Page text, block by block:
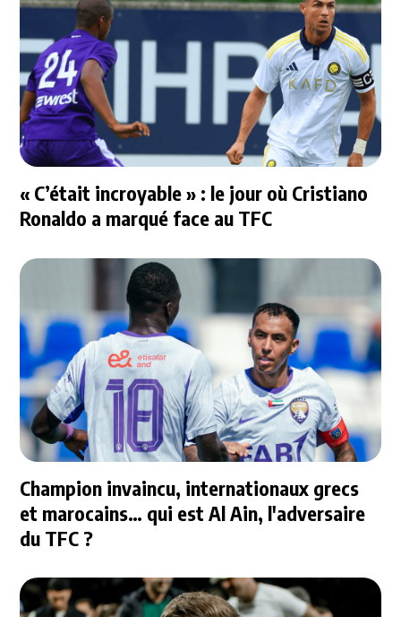
« C’était incroyable » : le jour où Cristiano
Ronaldo a marqué face au TFC
Champion invaincu, internationaux grecs
et marocains… qui est Al Ain, l'adversaire
du TFC ?